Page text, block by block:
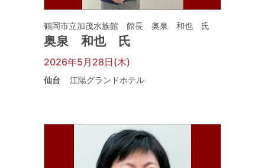
鶴岡市立加茂水族館 館長 奥泉 和也 氏
奥泉 和也 氏
2026年5月28日(木)
仙台 江陽グランドホテル